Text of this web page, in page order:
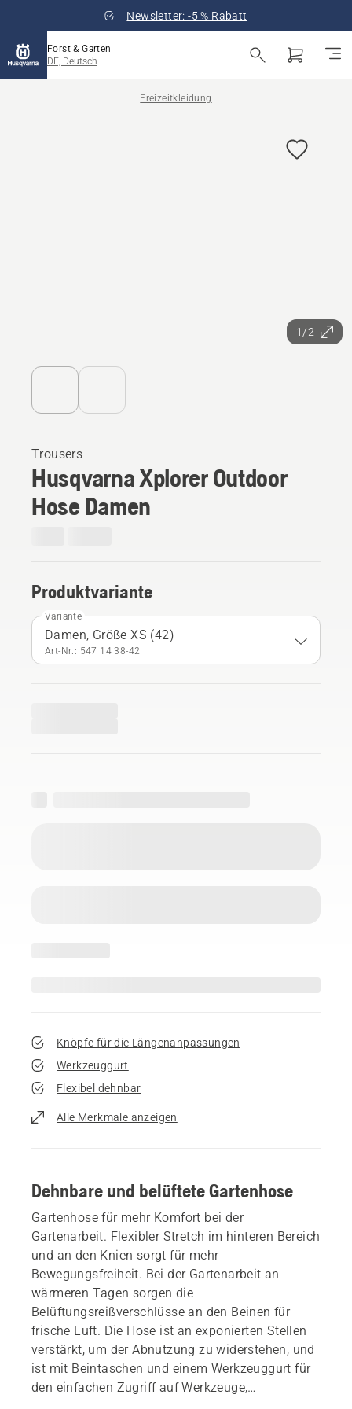
Newsletter: -5 % Rabatt
Forst & Garten
DE, Deutsch
Freizeitkleidung
1/2
Trousers
Husqvarna Xplorer Outdoor
Hose Damen
Produktvariante
Variante
Damen, Größe XS (42)
Art-Nr.: 547 14 38‑42
Knöpfe für die Längenanpassungen
Werkzeuggurt
Flexibel dehnbar
Alle Merkmale anzeigen
Dehnbare und belüftete Gartenhose
Gartenhose für mehr Komfort bei der
Gartenarbeit. Flexibler Stretch im hinteren Bereich
und an den Knien sorgt für mehr
Bewegungsfreiheit. Bei der Gartenarbeit an
wärmeren Tagen sorgen die
Belüftungsreißverschlüsse an den Beinen für
frische Luft. Die Hose ist an exponierten Stellen
verstärkt, um der Abnutzung zu widerstehen, und
ist mit Beintaschen und einem Werkzeuggurt für
den einfachen Zugriff auf Werkzeuge,